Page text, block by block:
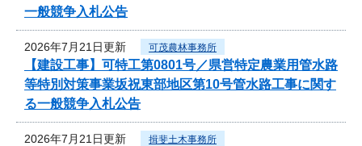
一般競争入札公告
2026年7月21日更新 可茂農林事務所
【建設工事】可特工第0801号／県営特定農業用管水路
等特別対策事業坂祝東部地区第10号管水路工事に関す
る一般競争入札公告
2026年7月21日更新 揖斐土木事務所